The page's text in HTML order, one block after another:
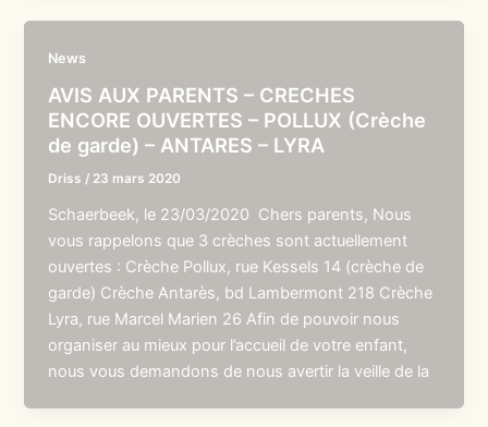
News
AVIS AUX PARENTS – CRECHES
ENCORE OUVERTES – POLLUX (Crèche
de garde) – ANTARES – LYRA
Driss / 23 mars 2020
Schaerbeek, le 23/03/2020 Chers parents, Nous
vous rappelons que 3 crèches sont actuellement
ouvertes : Crèche Pollux, rue Kessels 14 (crèche de
garde) Crèche Antarès, bd Lambermont 218 Crèche
Lyra, rue Marcel Marien 26 Afin de pouvoir nous
organiser au mieux pour l’accueil de votre enfant,
nous vous demandons de nous avertir la veille de la